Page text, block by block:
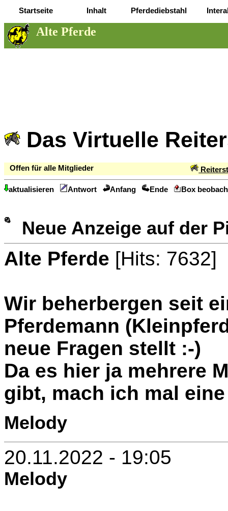
Startseite Inhalt Pferdediebstahl
Alte Pferde
Das Virtuelle
Offen für alle Mitglieder
aktualisieren Antwort Anfang Ende Box
Neue Anzeige auf der
Alte Pferde [Hits: 7632]
Wir beherbergen seit
Pferdemann
neue Fragen stellt :-)
Da es hier ja mehrere
gibt, mach ich mal
Melody
20.11.2022 - 19:05
Melody